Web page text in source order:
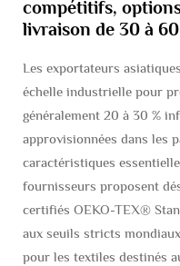
compétitifs,
livraison de 30 à
Les exportateurs
échelle industrielle pour
généralement 20 à 30 %
approvisionnées dans les
caractéristiques
fournisseurs proposent
certifiés OEKO-TEX®
aux seuils stricts
pour les textiles destinés